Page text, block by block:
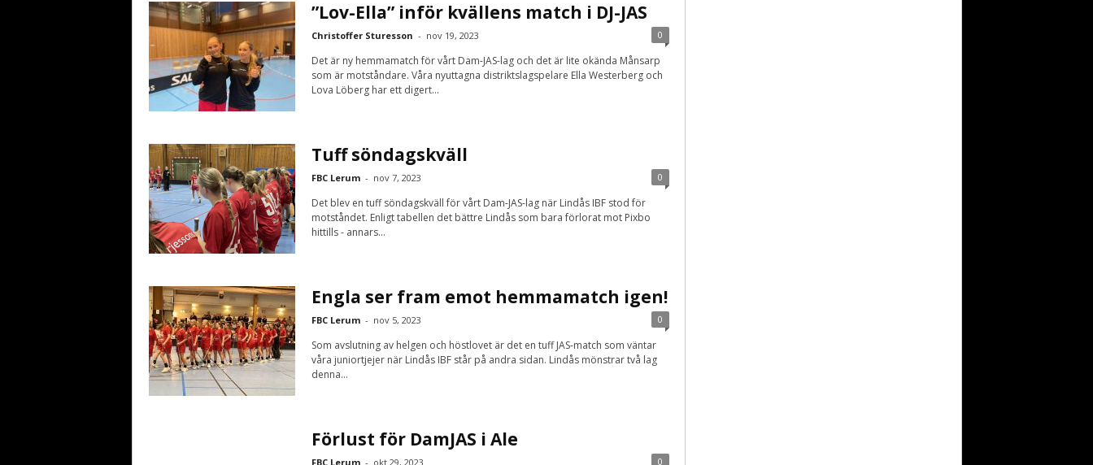
”Lov-Ella” inför kvällens match i DJ-JAS
Christoffer Sturesson - nov 19, 2023 0
Det är ny hemmamatch för vårt Dam-JAS-lag och det är lite okända Månsarp
som är motståndare. Våra nyuttagna distriktslagspelare Ella Westerberg och
Lova Löberg har ett digert...
Tuff söndagskväll
FBC Lerum - nov 7, 2023 0
Det blev en tuff söndagskväll för vårt Dam-JAS-lag när Lindås IBF stod för
motståndet. Enligt tabellen det bättre Lindås som bara förlorat mot Pixbo
hittills - annars...
Engla ser fram emot hemmamatch igen!
FBC Lerum - nov 5, 2023 0
Som avslutning av helgen och höstlovet är det en tuff JAS-match som väntar
våra juniortjejer när Lindås IBF står på andra sidan. Lindås mönstrar två lag
denna...
Förlust för DamJAS i Ale
FBC Lerum - okt 29, 2023 0